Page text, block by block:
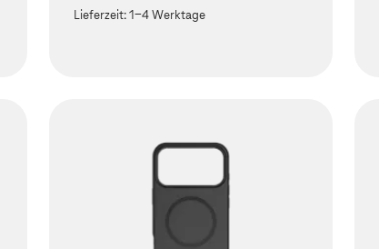
Lieferzeit:1-4 Werktage